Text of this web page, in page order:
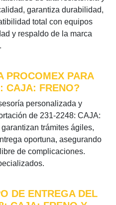
garantiza durabilidad,
total con equipos
y respaldo de la marca
PROCOMEX PARA
CAJA: FRENO?
personalizada y
de 231-2248: CAJA:
trámites ágiles,
oportuna, asegurando
de complicaciones.
DE ENTREGA DEL